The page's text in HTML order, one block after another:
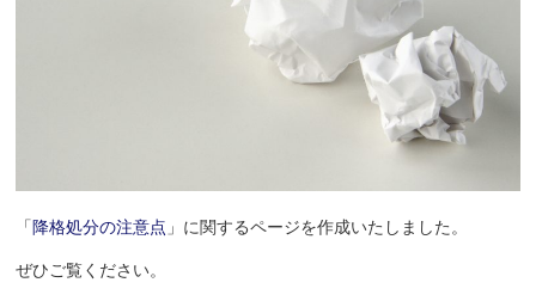
「 降格処分の注意点 」に関するページを作成いたしました。
ぜひご覧ください。